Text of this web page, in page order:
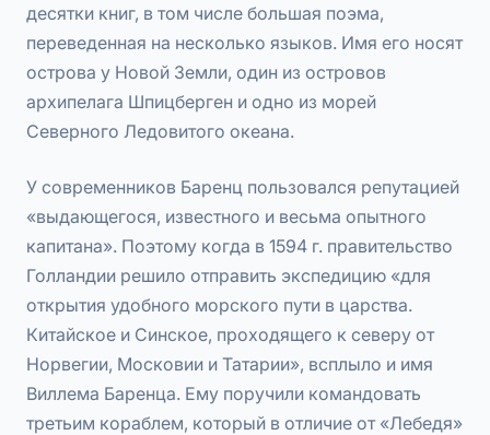
десятки книг, в том числе большая поэма,
переведенная на несколько языков. Имя его носят
острова у Новой Земли, один из островов
архипелага Шпицберген и одно из морей
Северного Ледовитого океана.
У современников Баренц пользовался репутацией
«выдающегося, известного и весьма опытного
капитана». Поэтому когда в 1594 г. правительство
Голландии решило отправить экспедицию «для
открытия удобного морского пути в царства.
Китайское и Синское, проходящего к северу от
Норвегии, Московии и Татарии», всплыло и имя
Виллема Баренца. Ему поручили командовать
третьим кораблем, который в отличие от «Лебедя»